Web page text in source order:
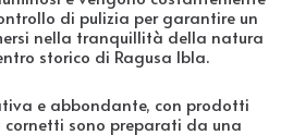
di pulizia per garantire un
nella tranquillità della natura
storico di Ragusa Ibla.
e abbondante, con prodotti
sono preparati da una